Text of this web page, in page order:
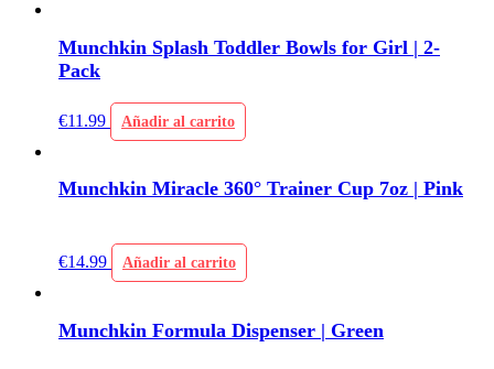
Munchkin Splash Toddler Bowls for Girl | 2-
Pack
€11.99 Añadir al carrito
Munchkin Miracle 360° Trainer Cup 7oz | Pink
€14.99 Añadir al carrito
Munchkin Formula Dispenser | Green